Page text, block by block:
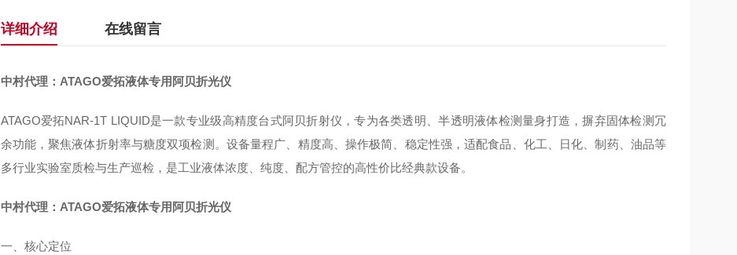
详细介绍 在线留言
中村代理：ATAGO爱拓液体专用阿贝折光仪
ATAGO爱拓NAR-1T LIQUID是一款专业级高精度台式阿贝折射仪，专为各类透明、半透明液体检测量身打造，摒弃固体检测冗
余功能，聚焦液体折射率与糖度双项检测。设备量程广、精度高、操作极简、稳定性强，适配食品、化工、日化、制药、油品等
多行业实验室质检与生产巡检，是工业液体浓度、纯度、配方管控的高性价比经典款设备。
中村代理：ATAGO爱拓液体专用阿贝折光仪
一、核心定位